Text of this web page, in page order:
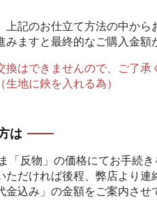
記のお仕立て方法の中から
ますと最終的なご購入金額
はできませんので、ご了承
地に鋏を入れる為）
は
「反物」の価格にてお手続き
ただければ後程、弊店より
込み」の金額をご案内させ